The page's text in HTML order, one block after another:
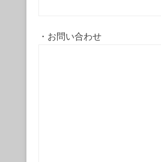
・お問い合わせ